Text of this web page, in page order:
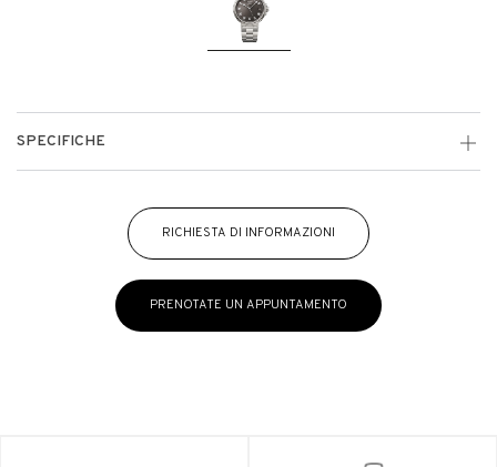
SPECIFICHE
RICHIESTA DI INFORMAZIONI
PRENOTATE UN APPUNTAMENTO